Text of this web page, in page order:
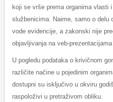
koji se vrše prema organima vlasti
službenicima. Naime, samo o delu
vode evidencije, a zakonski nije
objavljivanja na veb-
U pogledu podataka o krivičnom
različite načine u pojedinim
dostupni su isključivo u okviru
raspoloživi u pretraživom obliku.